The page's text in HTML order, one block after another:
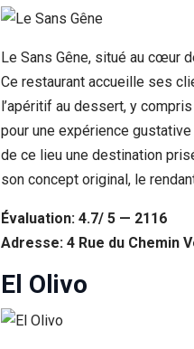
Le Sans Gêne, situé au cœur
Ce restaurant accueille ses
l’apéritif au dessert, y
pour une expérience
de ce lieu une destination
son concept original, le
Évaluation: 4.7/ 5 — 2116
Adresse: 4 Rue du Chemin
El Olivo